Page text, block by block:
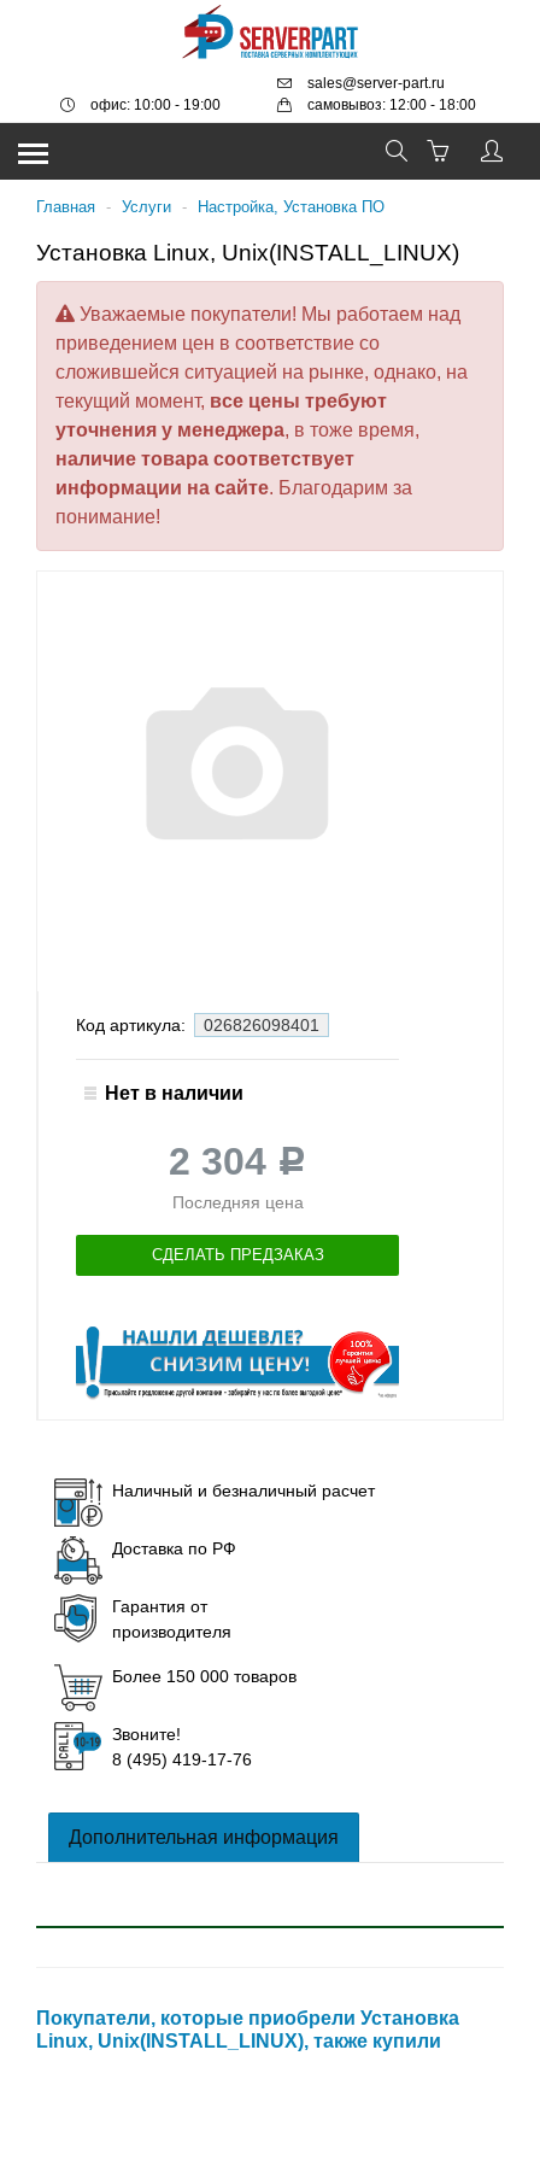
sales@server-part.ru
самовывоз: 12:00 - 18:00
офис: 10:00 - 19:00
Главная - Услуги - Настройка, Установка ПО
Установка Linux, Unix(INSTALL_LINUX)
Уважаемые покупатели! Мы работаем над
приведением цен в соответствие со
сложившейся ситуацией на рынке, однако, на
текущий момент, все цены требуют
уточнения у менеджера, в тоже время,
наличие товара соответствует
информации на сайте. Благодарим за
понимание!
Код артикула: 026826098401
Нет в наличии
2 304 Р
Последняя цена
СДЕЛАТЬ ПРЕДЗАКАЗ
Наличный и безналичный расчет
Доставка по РФ
Гарантия от
производителя
Более 150 000 товаров
Звоните!
8 (495) 419-17-76
Дополнительная информация
Покупатели, которые приобрели Установка
Linux, Unix(INSTALL_LINUX), также купили